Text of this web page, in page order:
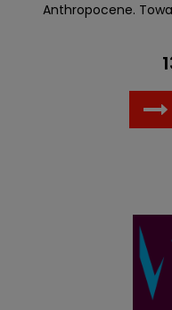
Anthropocene.